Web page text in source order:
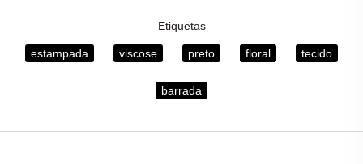
Etiquetas
estampada viscose preto floral tecido
barrada